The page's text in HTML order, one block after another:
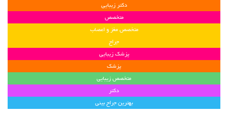
دکتر زیبایی
متخصص
متخصص مغز و اعصاب
جراح
پزشک زیبایی
پزشک
متخصص زیبایی
دکتر
بهترین جراح بینی